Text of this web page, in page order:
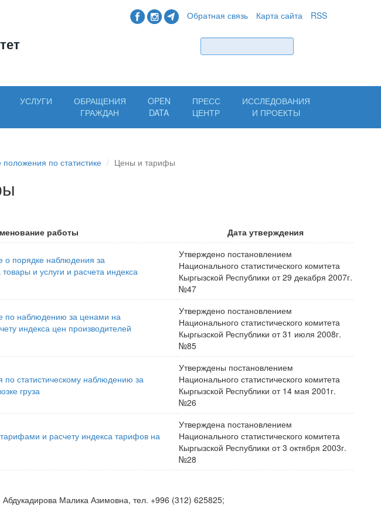
Обратная связь Карта сайта RSS
УСЛУГИ
ОБРАЩЕНИЯ
ГРАЖДАН
OPEN
DATA
ПРЕСС
ЦЕНТР
ИССЛЕДОВАНИЯ
И ПРОЕКТЫ
по статистике Цены и тарифы
работы Дата утверждения
о порядке наблюдения за
и услуги и расчета индекса
Утверждено постановлением
Национального статистического комитета
Кыргызской Республики от 29 декабря 2007г.
№47
по наблюдению за ценами на
индекса цен производителей
Утверждено постановлением
Национального статистического комитета
Кыргызской Республики от 31 июля 2008г.
№85
статистическому наблюдению за
груза
Утверждены постановлением
Национального статистического комитета
Кыргызской Республики от 14 мая 2001г.
№26
и расчету индекса тарифов на
Утверждена постановлением
Национального статистического комитета
Кыргызской Республики от 3 октября 2003г.
№28
Абдукадирова Малика Азимовна, тел. +996 (312) 625825;